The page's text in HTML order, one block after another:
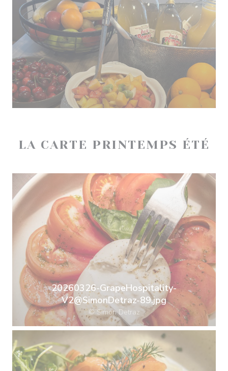
LA CARTE PRINTEMPS ÉTÉ
20260326-GrapeHospitality-
V2@SimonDetraz-89.jpg
© Simon Detraz